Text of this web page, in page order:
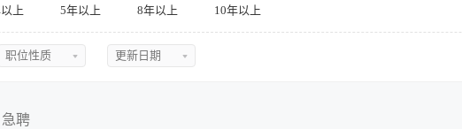
上 5年以上 8年以上 10年以上
职位性质
全职
更新日期
急聘